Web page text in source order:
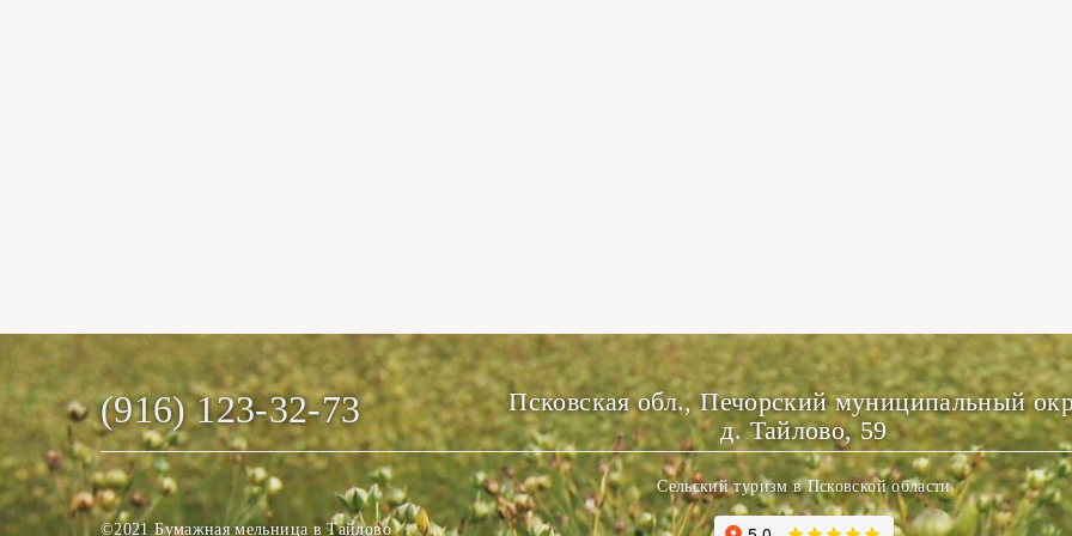
(916) 123-32-73
Псковская обл., Печорский муниципальный
д. Тайлово, 59
©2021 Бумажная мельница в Тайлово
Сельский туризм в Псковской области